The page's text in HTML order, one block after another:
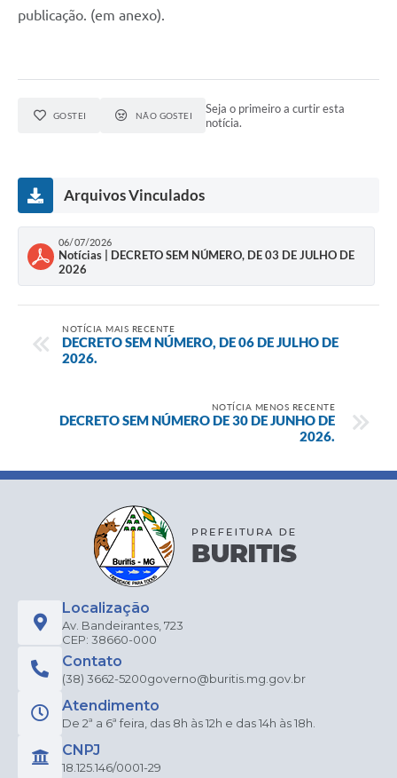
publicação. (em anexo).
GOSTEI NÃO GOSTEI
Seja o primeiro a curtir esta
notícia.
Arquivos Vinculados
06/07/2026
Notícias | DECRETO SEM NÚMERO, DE 03 DE JULHO DE
2026
NOTÍCIA MAIS RECENTE
DECRETO SEM NÚMERO, DE 06 DE JULHO DE
2026.
NOTÍCIA MENOS RECENTE
DECRETO SEM NÚMERO DE 30 DE JUNHO DE
2026.
Localização
Av. Bandeirantes, 723
CEP: 38660-000
Contato
(38) 3662-5200governo@buritis.mg.gov.br
Atendimento
De 2ª a 6ª feira, das 8h às 12h e das 14h às 18h.
CNPJ
18.125.146/0001-29